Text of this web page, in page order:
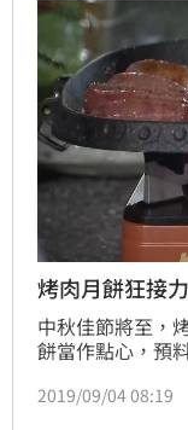
烤肉月餅狂接
中秋佳節將至，
餅當作點心，預
映蓉提醒，高鹽
2019/09/04 08:19